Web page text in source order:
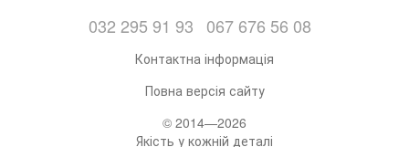
032 295 91 93 067 676 56 08
Контактна інформація
Повна версія сайту
© 2014—2026
Якість у кожній деталі